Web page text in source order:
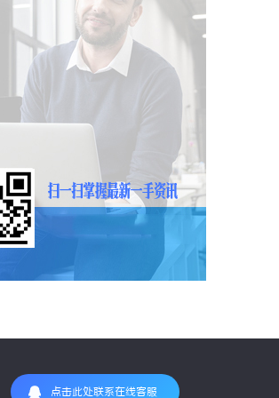
点击此处联系在线客服